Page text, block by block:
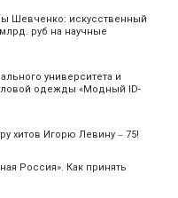
Шевченко: искусственный
руб на научные
университета и
одежды «Модный ID-
хитов Игорю Левину ‒ 75!
Россия». Как принять